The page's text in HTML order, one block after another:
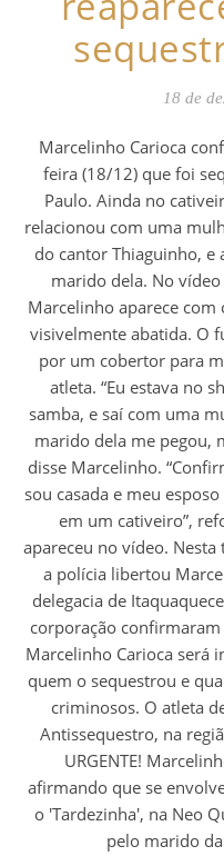
18 de
Marcelinho Carioca confirmou na tarde desta segunda-
feira (18/12) que foi
Paulo. Ainda no
relacionou com uma
do cantor Thiaguinho, e
marido dela. No
Marcelinho aparece
visivelmente abatida. O
por um cobertor para
atleta. “Eu estava no
samba, e saí com uma
marido dela me pegou,
disse Marcelinho.
sou casada e meu
em um cativeiro”,
apareceu no vídeo.
a polícia libertou
delegacia de
corporação
Marcelinho Carioca será
quem o sequestrou e
criminosos. O atleta
Antissequestro, na
URGENTE!
afirmando que se
o 'Tardezinha', na Neo
pelo marido